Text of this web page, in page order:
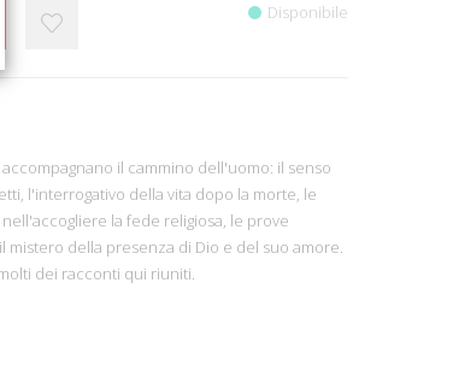
Disponibile
il cammino dell'uomo: il senso
l'interrogativo della vita dopo la morte, le
la fede religiosa, le prove
della presenza di Dio e del suo amore.
dei racconti qui riuniti.